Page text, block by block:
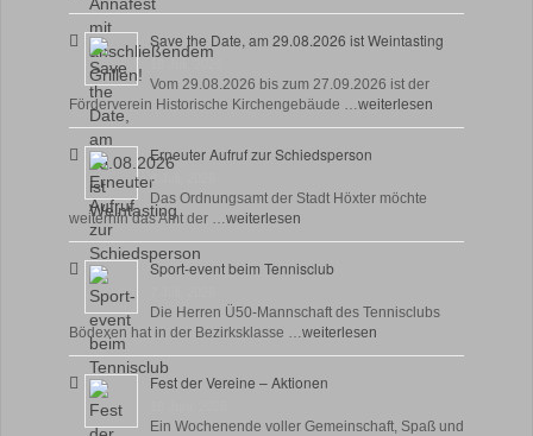
Save the Date, am 29.08.2026 ist Weintasting
Vom 29.08.2026 bis zum 27.09.2026 ist der
Förderverein Historische Kirchengebäude …weiterlesen
Erneuter Aufruf zur Schiedsperson
8 Juli, 2026
Das Ordnungsamt der Stadt Höxter möchte
weiterhin das Amt der …weiterlesen
Sport-event beim Tennisclub
Die Herren Ü50-Mannschaft des Tennisclubs
Bödexen hat in der Bezirksklasse …weiterlesen
Fest der Vereine – Aktionen
Ein Wochenende voller Gemeinschaft, Spaß und